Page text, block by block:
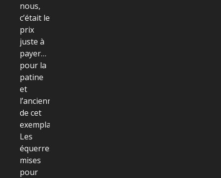
nous,
c’était le
prix
juste à
payer…
pour la
patine
et
l’ancienneté
de cet
exemplaire.
Les
équerres
mises
pour